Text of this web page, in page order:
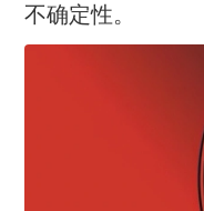
不确定性。